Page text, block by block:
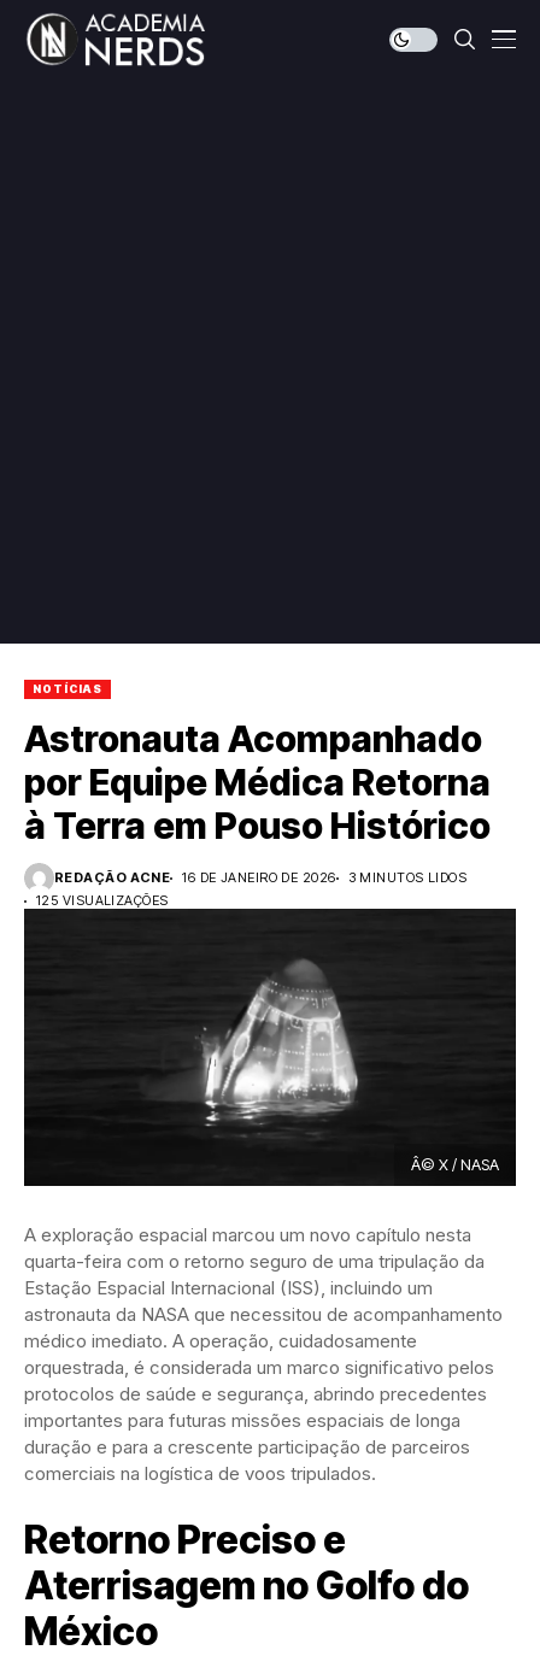
NOTÍCIAS
Astronauta Acompanhado
por Equipe Médica Retorna
à Terra em Pouso Histórico
REDAÇÃO ACNE 16 DE JANEIRO DE 2026
3 MINUTOS LIDOS
125 VISUALIZAÇÕES
Â© X / NASA
A exploração espacial marcou um novo capítulo nesta
quarta-feira com o retorno seguro de uma tripulação da
Estação Espacial Internacional (ISS), incluindo um
astronauta da NASA que necessitou de acompanhamento
médico imediato. A operação, cuidadosamente
orquestrada, é considerada um marco significativo pelos
protocolos de saúde e segurança, abrindo precedentes
importantes para futuras missões espaciais de longa
duração e para a crescente participação de parceiros
comerciais na logística de voos tripulados.
Retorno Preciso e
Aterrisagem no Golfo do
México